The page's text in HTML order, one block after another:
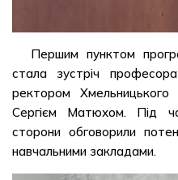
Першим пунктом
стала зустріч
ректором Хмельницького
Сергієм Матюхом. Під
сторони обговорили
навчальними закладами.